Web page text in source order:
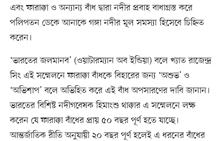
এবং ফারাক্কা ও অন্যান্য বাঁধ দ্বারা নদীর প্রবাহ বাধাগ্রস্ত করে
পলিপতন ডেকে আনাকে গঙ্গা নদীর মূল সমস্যা হিসেবে চিহ্নিত
করেন।
‘ভারতের জলমানব’ (ওয়াটারম্যান অব ইন্ডিয়া) বলে খ্যাত রাজেন্দ্র
সিং এই সম্মেলনে ফারাক্কা বাঁধকে বিহারের জন্য ‘অশুভ’ ও
‘অভিশাপ’ বলে অভিহিত করে এই বাঁধ অপসারণের দাবি জানান।
ভারতের বিশিষ্ট নদীগবেষক হিমাংশু থাক্কার এ সম্মেলনে লক্ষ
করেন যে ফারাক্কা বাঁধের প্রায় ৫০ বছর পূর্ণ হতে যাচ্ছে।
আন্তর্জাতিক রীতি অনুযায়ী ২০ বছর পূর্ণ হলেই এ ধরনের বাঁধের